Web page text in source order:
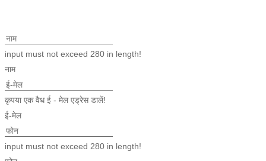
input must not exceed 280 in length!
नाम
कृपया एक वैध ई - मेल एड्रेस डालें!
ई-मेल
input must not exceed 280 in length!